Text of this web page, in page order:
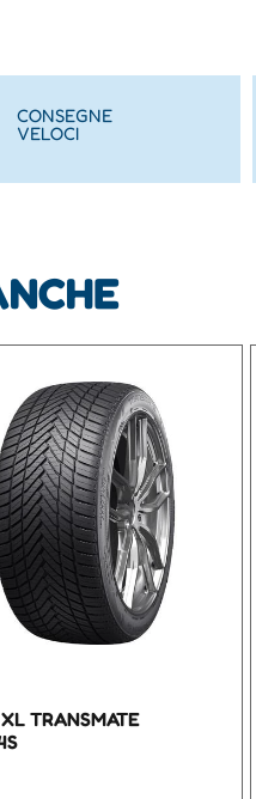
CONSEGNE
VELOCI
TRANSMATE